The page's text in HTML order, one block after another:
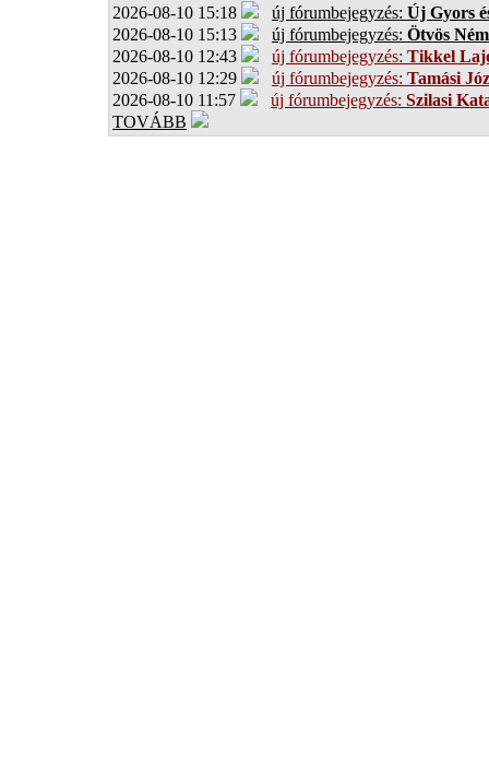
2026-08-10 15:18 új fórumbejegyzés: Új Gyors
2026-08-10 15:13
új fórumbejegyzés: Ötvös
2026-08-10 12:43
új fórumbejegyzés: Tikkel
2026-08-10 12:29
új fórumbejegyzés: Tamási
2026-08-10 11:57
új fórumbejegyzés: Szilasi
TOVÁBB